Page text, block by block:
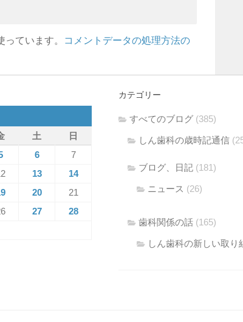
ています。
コメントデータの処理方法の
土
日
6
7
13
14
20
21
27
28
カテゴリー
すべてのブログ(385)
しん歯科の歳時記通信
ブログ、日記(181)
ニュース (26)
歯科関係の話(165)
しん歯科の新しい取り